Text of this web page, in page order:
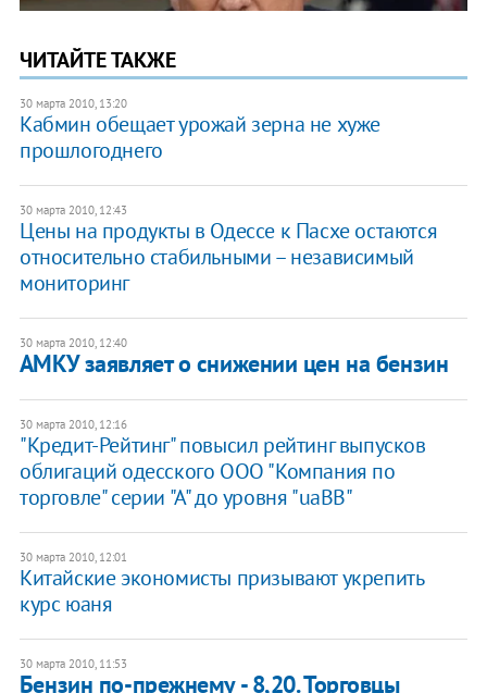
ЧИТАЙТЕ ТАКЖЕ
30 марта 2010, 13:20
Кабмин обещает урожай зерна не хуже
прошлогоднего
30 марта 2010, 12:43
Цены на продукты в Одессе к Пасхе остаются
относительно стабильными – независимый
мониторинг
30 марта 2010, 12:40
АМКУ заявляет о снижении цен на бензин
30 марта 2010, 12:16
"Кредит-Рейтинг" повысил рейтинг выпусков
облигаций одесского ООО "Компания по
торговле" серии "А" до уровня "uaВВ"
30 марта 2010, 12:01
Китайские экономисты призывают укрепить
курс юаня
30 марта 2010, 11:53
Бензин по-прежнему - 8,20. Торговцы